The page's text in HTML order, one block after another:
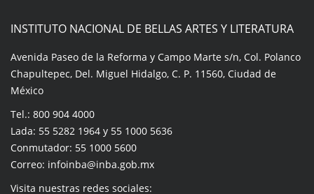
INSTITUTO NACIONAL DE BELLAS ARTES Y LITERATURA
Avenida Paseo de la Reforma y Campo Marte s/n, Col. Polanco
Chapultepec, Del. Miguel Hidalgo, C. P. 11560, Ciudad de
México
Tel.: 800 904 4000
Lada: 55 5282 1964 y 55 1000 5636
Conmutador: 55 1000 5600
Correo: infoinba@inba.gob.mx
Visita nuestras redes sociales: